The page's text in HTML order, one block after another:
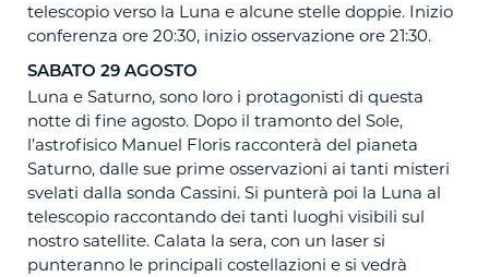
telescopio verso la Luna e alcune stelle doppie. Inizio
conferenza ore 20:30, inizio osservazione ore 21:30.
SABATO 29 AGOSTO
Luna e Saturno, sono loro i protagonisti di questa
notte di fine agosto. Dopo il tramonto del Sole,
l’astrofisico Manuel Floris racconterà del pianeta
Saturno, dalle sue prime osservazioni ai tanti misteri
svelati dalla sonda Cassini. Si punterà poi la Luna al
telescopio raccontando dei tanti luoghi visibili sul
nostro satellite. Calata la sera, con un laser si
punteranno le principali costellazioni e si vedrà